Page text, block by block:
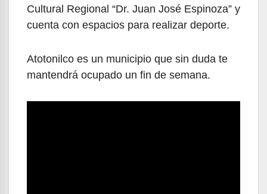
Cultural Regional “Dr. Juan José Espinoza” y
cuenta con espacios para realizar deporte.
Atotonilco es un municipio que sin duda te
mantendrá ocupado un fin de semana.